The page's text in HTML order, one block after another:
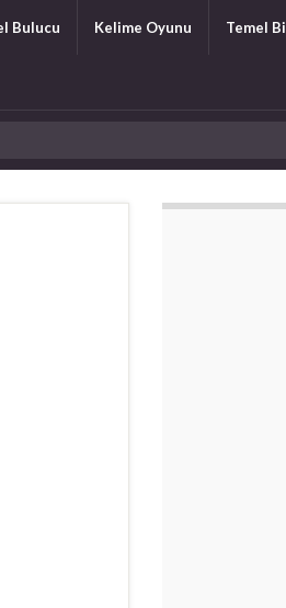
Bulucu Kelime Oyunu Temel